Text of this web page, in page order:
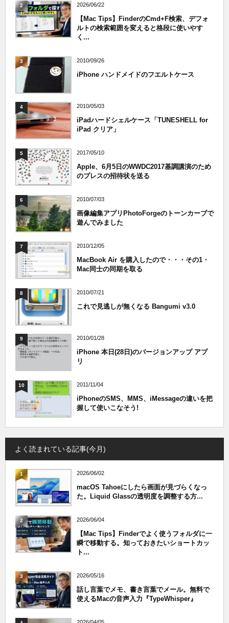
2 2026/06/22
【Mac Tips】FinderのCmd+F検索、デフォ
ルトの検索範囲を変えると格段に使いやす
く...
3 2010/09/26
iPhone ハンドメイドのフエルトケース
4 2010/05/03
iPadハードシェルケース「TUNESHELL for
iPad クリア」
5 2017/05/10
Apple、6月5日のWWDC2017基調講演のため
のプレスの招待状を送る
6 2010/07/03
画像編集アプリPhotoForgeのトーンカーブで
遊んでみました
7 2010/12/05
MacBook Air を購入したので・・・その1・
Mac同士の同期を取る
8 2010/07/21
これで見逃しが無くなる Bangumi v3.0
9 2010/01/28
iPhone 本日(28日)のバージョンアップ アプ
リ
10 2011/11/04
iPhoneのSMS、MMS、iMessageの違いを把
握して使いこなそう!
よく読まれている記事(今月)
1 2026/06/02
macOS Tahoeにしたら画面が見づらくなっ
た。Liquid Glassの透明度を調整する方...
2 2026/06/04
【Mac Tips】Finderでよく使うフォルダに一
瞬で移動する。知っておきたいショートカッ
ト...
3 2026/05/16
話し言葉でメモ、書き言葉でメール。無料で
使えるMacの音声入力『TypeWhisper』